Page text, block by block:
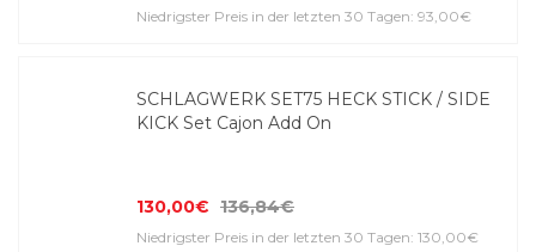
Niedrigster Preis in der letzten 30 Tagen: 93,00€
SCHLAGWERK SET75 HECK STICK / SIDE
KICK Set Cajon Add On
130,00€ 136,84€
Niedrigster Preis in der letzten 30 Tagen: 130,00€